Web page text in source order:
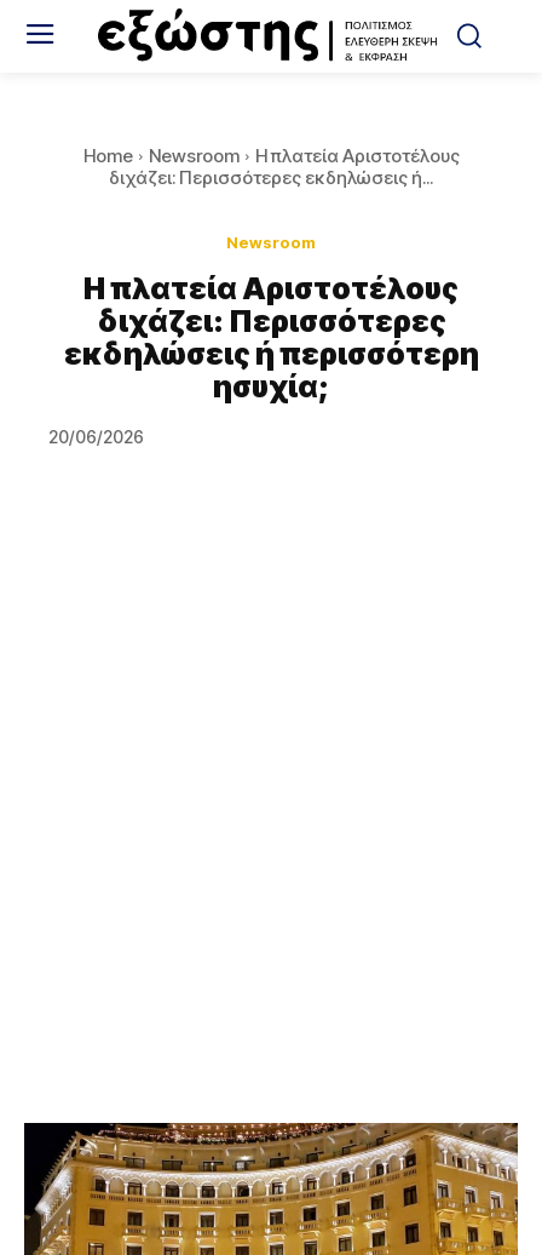
Home Newsroom
Η πλατεία Αριστοτέλους
διχάζει: Περισσότερες εκδηλώσεις ή...
Newsroom
Η πλατεία Αριστοτέλους
διχάζει: Περισσότερες
εκδηλώσεις ή περισσότερη
ησυχία;
20/06/2026